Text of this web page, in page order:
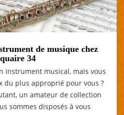
de musique chez
34
instrument musical, mais vous
du plus approprié pour vous ?
un amateur de collection
sommes disposés à vous